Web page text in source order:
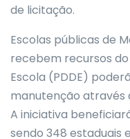
de licitação.
Escolas públicas de
recebem recursos
Escola (PDDE)
manutenção através
A iniciativa
sendo 348 estaduais